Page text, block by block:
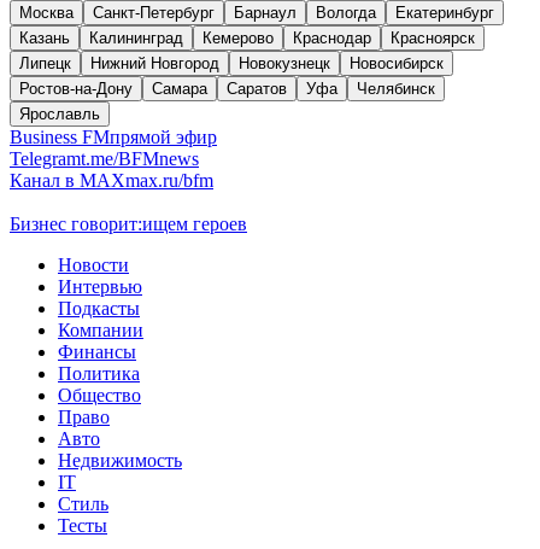
Москва Санкт-Петербург Барнаул Вологда
Екатеринбург
Казань
Калининград Кемерово Краснодар
Красноярск
Липецк
Нижний Новгород Новокузнецк
Новосибирск
Ростов-на-Дону
Самара Саратов Уфа
Челябинск
Ярославль
Business FMпрямой эфир
Telegramt.me/BFMnews
Канал в MAXmax.ru/bfm
Бизнес говорит:ищем героев
Новости
Интервью
Подкасты
Компании
Финансы
Политика
Общество
Право
Авто
Недвижимость
IT
Стиль
Тесты